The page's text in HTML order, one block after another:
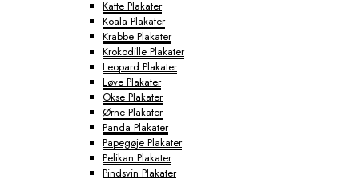
Katte Plakater
Koala Plakater
Krabbe Plakater
Krokodille Plakater
Leopard Plakater
Løve Plakater
Okse Plakater
Ørne Plakater
Panda Plakater
Papegøje Plakater
Pelikan Plakater
Pindsvin Plakater